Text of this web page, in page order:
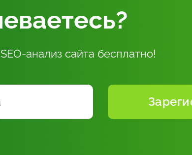
анализ сайта бесплатно!